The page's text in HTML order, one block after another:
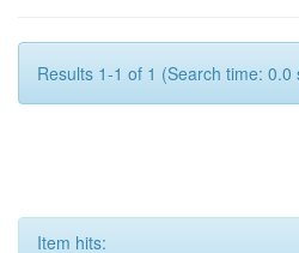
Results 1-1 of 1 (Search time: 0.0
Item hits: